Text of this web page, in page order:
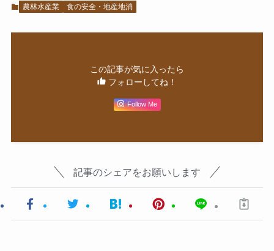
農林水産業 食の安全・地産地消
この記事が気に入ったら
フォローしてね！
Follow Me
記事のシェアをお願いします